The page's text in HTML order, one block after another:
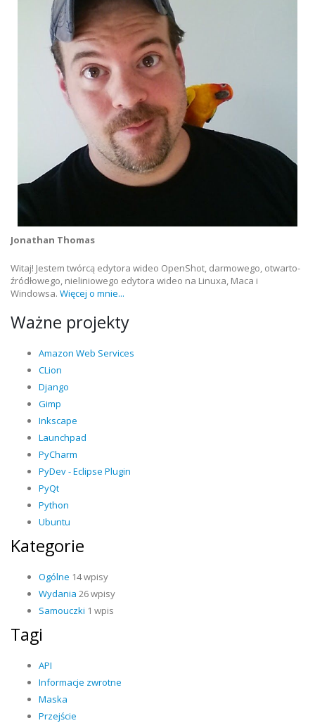
Jonathan Thomas
Witaj! Jestem twórcą edytora wideo OpenShot, darmowego, otwarto-
źródłowego, nieliniowego edytora wideo na Linuxa, Maca i
Windowsa. Więcej o mnie...
Ważne projekty
Amazon Web Services
CLion
Django
Gimp
Inkscape
Launchpad
PyCharm
PyDev - Eclipse Plugin
PyQt
Python
Ubuntu
Kategorie
Ogólne 14 wpisy
Wydania 26 wpisy
Samouczki 1 wpis
Tagi
API
Informacje zwrotne
Maska
Przejście